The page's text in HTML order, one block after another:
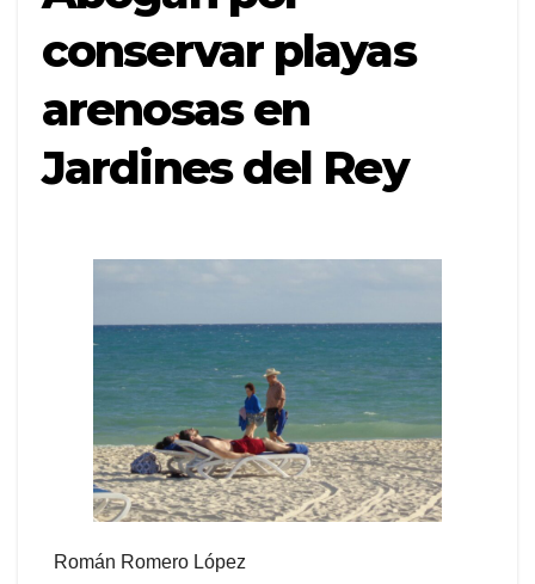
conservar playas
arenosas en
Jardines del Rey
Román Romero López